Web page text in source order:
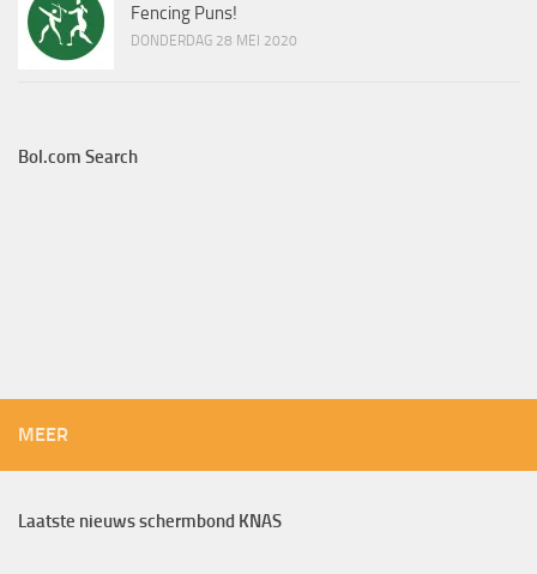
Fencing Puns!
DONDERDAG 28 MEI 2020
Bol.com Search
MEER
Laatste nieuws schermbond KNAS